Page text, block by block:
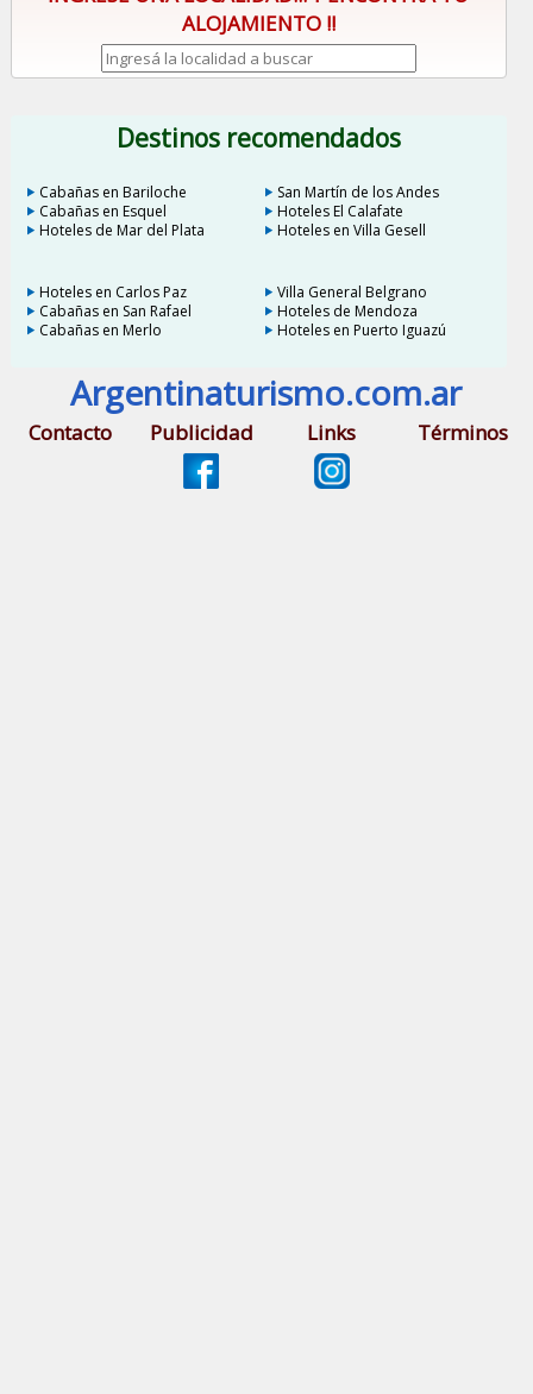
ALOJAMIENTO !!
Destinos recomendados
Cabañas en Bariloche
San Martín de los Andes
Cabañas en Esquel
Hoteles El Calafate
Hoteles de Mar del Plata
Hoteles en Villa Gesell
Hoteles en Carlos Paz
Villa General Belgrano
Cabañas en San Rafael
Hoteles de Mendoza
Cabañas en Merlo
Hoteles en Puerto Iguazú
Argentinaturismo.com.ar
Contacto Publicidad Links Términos